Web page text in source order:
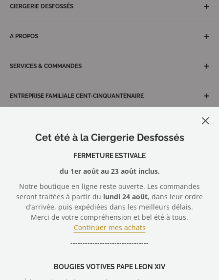
Cet été à la Ciergerie Desfossés
FERMETURE ESTIVALE
du 1er août au 23 août inclus.
Notre boutique en ligne reste ouverte. Les commandes
seront traitées à partir du lundi 24 août, dans leur ordre
d’arrivée, puis expédiées dans les meilleurs délais.
Merci de votre compréhension et bel été à tous.
Continuer mes achats
--------------------------------
BOUGIES VOTIVES PAPE LEON XIV
CIERGERIE DESFOSSÉS
français de cierges et bougies votives. Nos équipes et
conseils et services avisés pour des solutions
+33 (0)2 40 30 15 32
A PROPOS
Veilleuses votives écoresponsables Luminat
Conformité au RGPD
Mentions légales
SERVICES & COMMANDES
Questions & solutions
ENTREPRISE FAMILIALE CENT-CINQUANTENAIRE
Membre duSyndicat Général des Fabricants de Bougies
Nous acceptons
© 2026 Ciergerie Desfossés - vente en ligne cierges, bougies votives